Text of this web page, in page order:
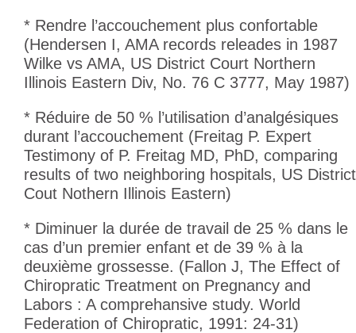
* Rendre l’accouchement plus confortable
(Hendersen I, AMA records releades in 1987
Wilke vs AMA, US District Court Northern
Illinois Eastern Div, No. 76 C 3777, May 1987)
* Réduire de 50 % l’utilisation d’analgésiques
durant l’accouchement (Freitag P. Expert
Testimony of P. Freitag MD, PhD, comparing
results of two neighboring hospitals, US District
Cout Nothern Illinois Eastern)
* Diminuer la durée de travail de 25 % dans le
cas d’un premier enfant et de 39 % à la
deuxième grossesse. (Fallon J, The Effect of
Chiropratic Treatment on Pregnancy and
Labors : A comprehansive study. World
Federation of Chiropratic, 1991: 24-31)